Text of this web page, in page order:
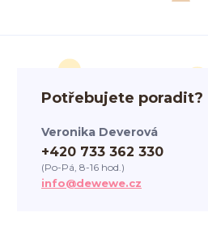
Potřebujete poradit?
Veronika Deverová
+420 733 362 330
(Po-Pá, 8-16 hod.)
info@dewewe.cz